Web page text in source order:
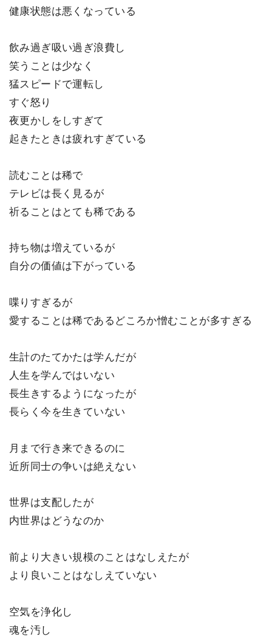
健康状態は悪くなっている
飲み過ぎ吸い過ぎ浪費し
笑うことは少なく
猛スピードで運転し
すぐ怒り
夜更かしをしすぎて
起きたときは疲れすぎている
読むことは稀で
テレビは長く見るが
祈ることはとても稀である
持ち物は増えているが
自分の価値は下がっている
喋りすぎるが
愛することは稀であるどころか憎むことが多すぎる
生計のたてかたは学んだが
人生を学んではいない
長生きするようになったが
長らく今を生きていない
月まで行き来できるのに
近所同士の争いは絶えない
世界は支配したが
内世界はどうなのか
前より大きい規模のことはなしえたが
より良いことはなしえていない
空気を浄化し
魂を汚し